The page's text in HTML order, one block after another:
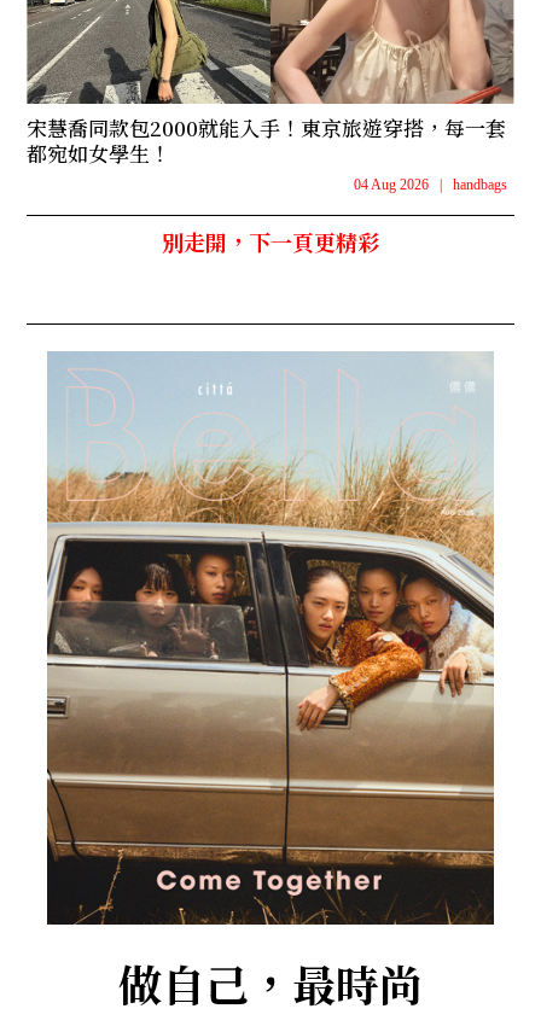
宋慧喬同款包2000就能入手！東京旅遊穿搭，每一套
都宛如女學生！
04 Aug 2026 handbags
別走開，下一頁更精彩
做自己，最時尚